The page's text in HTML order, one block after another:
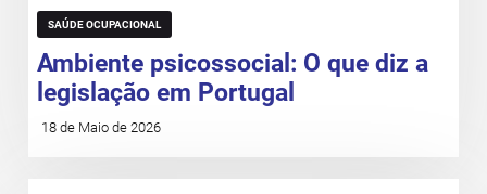
SAÚDE OCUPACIONAL
Ambiente psicossocial: O que diz a
legislação em Portugal
18 de Maio de 2026